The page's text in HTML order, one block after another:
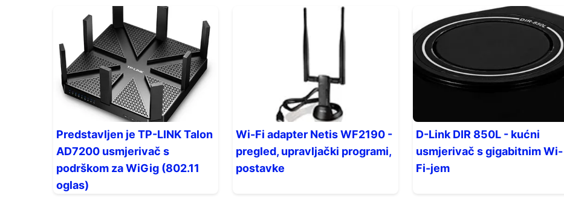
Predstavljen je TP-LINK Talon
AD7200 usmjerivač s
podrškom za WiGig (802.11
oglas)
Wi-Fi adapter Netis WF2190 -
pregled, upravljački programi,
postavke
D-Link DIR 850L - kućni
usmjerivač s gigabitnim Wi-
Fi-jem